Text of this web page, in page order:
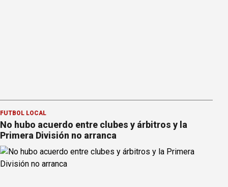
FÚTBOL LOCAL
No hubo acuerdo entre clubes y árbitros y la
Primera División no arranca